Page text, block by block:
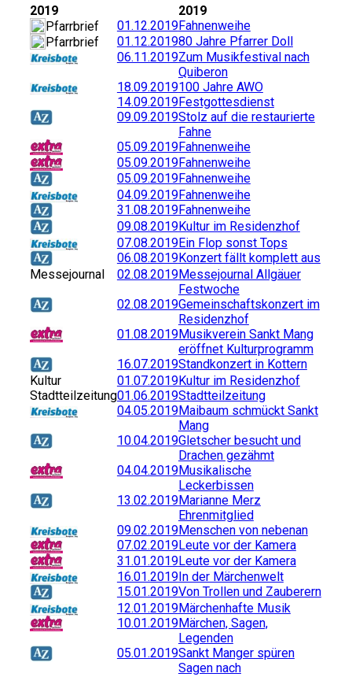
2019
2019
Pfarrbrief
01.12.2019Fahnenweihe
Pfarrbrief
01.12.201980 Jahre Pfarrer Doll
06.11.2019Zum Musikfestival nach
Quiberon
18.09.2019100 Jahre AWO
14.09.2019Festgottesdienst
09.09.2019Stolz auf die restaurierte
Fahne
05.09.2019Fahnenweihe
05.09.2019Fahnenweihe
05.09.2019Fahnenweihe
04.09.2019Fahnenweihe
31.08.2019Fahnenweihe
09.08.2019Kultur im Residenzhof
07.08.2019Ein Flop sonst Tops
06.08.2019Konzert fällt komplett aus
Messejournal
02.08.2019Messejournal Allgäuer
Festwoche
02.08.2019Gemeinschaftskonzert im
Residenzhof
01.08.2019Musikverein Sankt Mang
eröffnet Kulturprogramm
16.07.2019Standkonzert in Kottern
Kultur
01.07.2019Kultur im Residenzhof
Stadtteilzeitung01.06.2019Stadtteilzeitung
04.05.2019Maibaum schmückt Sankt
Mang
10.04.2019Gletscher besucht und
Drachen gezähmt
04.04.2019Musikalische
Leckerbissen
13.02.2019Marianne Merz
Ehrenmitglied
09.02.2019Menschen von nebenan
07.02.2019Leute vor der Kamera
31.01.2019Leute vor der Kamera
16.01.2019In der Märchenwelt
15.01.2019Von Trollen und Zauberern
12.01.2019Märchenhafte Musik
10.01.2019Märchen, Sagen,
Legenden
05.01.2019Sankt Manger spüren
Sagen nach